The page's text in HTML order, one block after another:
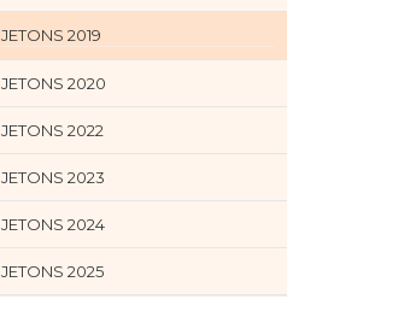
JETONS 2019
JETONS 2020
JETONS 2022
JETONS 2023
JETONS 2024
JETONS 2025